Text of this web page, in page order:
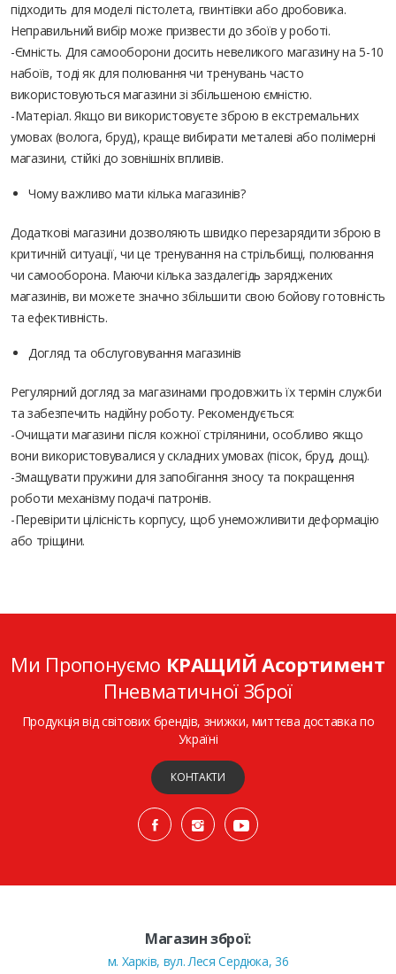
підходить для моделі пістолета, гвинтівки або дробовика.
Неправильний вибір може призвести до збоїв у роботі.
-Ємність. Для самооборони досить невеликого магазину на 5-10
набоїв, тоді як для полювання чи тренувань часто
використовуються магазини зі збільшеною ємністю.
-Матеріал. Якщо ви використовуєте зброю в екстремальних
умовах (волога, бруд), краще вибирати металеві або полімерні
магазини, стійкі до зовнішніх впливів.
Чому важливо мати кілька магазинів?
Додаткові магазини дозволяють швидко перезарядити зброю в
критичній ситуації, чи це тренування на стрільбищі, полювання
чи самооборона. Маючи кілька заздалегідь заряджених
магазинів, ви можете значно збільшити свою бойову готовність
та ефективність.
Догляд та обслуговування магазинів
Регулярний догляд за магазинами продовжить їх термін служби
та забезпечить надійну роботу. Рекомендується:
-Очищати магазини після кожної стрілянини, особливо якщо
вони використовувалися у складних умовах (пісок, бруд, дощ).
-Змащувати пружини для запобігання зносу та покращення
роботи механізму подачі патронів.
-Перевірити цілісність корпусу, щоб унеможливити деформацію
або тріщини.
Ми Пропонуємо КРАЩИЙ Асортимент
Пневматичної Зброї
Продукція від світових брендів, знижки, миттєва доставка по
Україні
КОНТАКТИ
Магазин зброї:
м. Харків, вул. Леся Сердюка, 36